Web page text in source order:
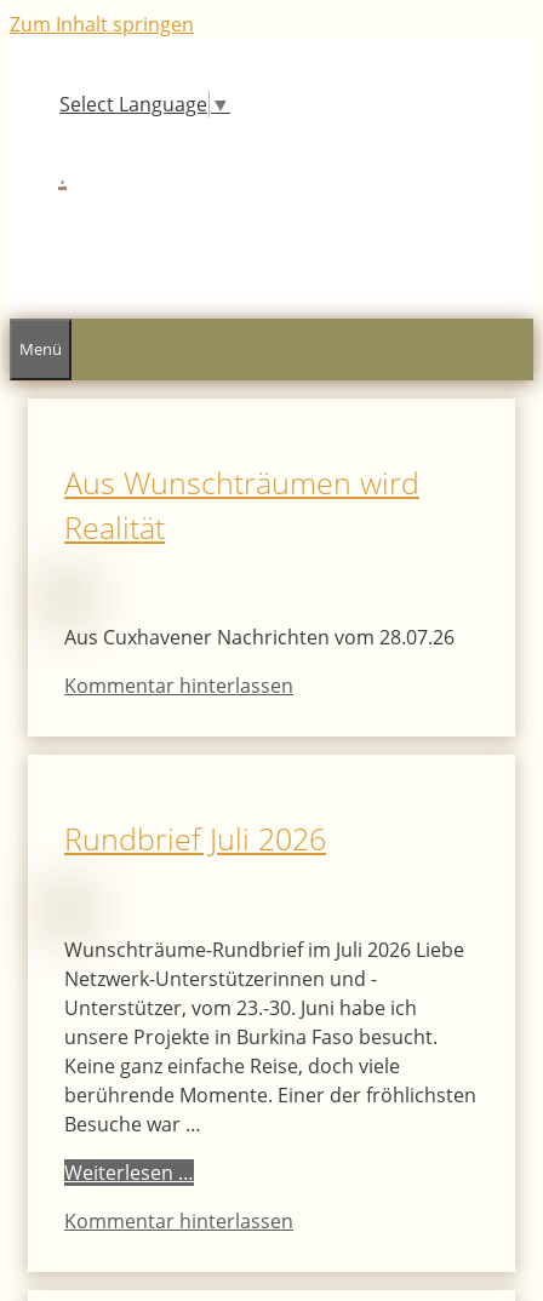
Zum Inhalt springen
Select Language ▼
.
Menü
Aus Wunschträumen wird
Realität
Aus Cuxhavener Nachrichten vom 28.07.26
Kommentar hinterlassen
Rundbrief Juli 2026
Wunschträume-Rundbrief im Juli 2026 Liebe
Netzwerk-Unterstützerinnen und -
Unterstützer, vom 23.-30. Juni habe ich
unsere Projekte in Burkina Faso besucht.
Keine ganz einfache Reise, doch viele
berührende Momente. Einer der fröhlichsten
Besuche war …
Weiterlesen …
Kommentar hinterlassen